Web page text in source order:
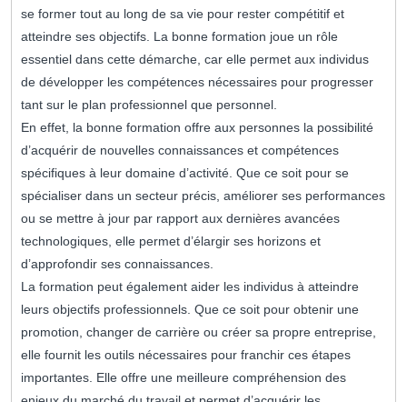
se former tout au long de sa vie pour rester compétitif et
atteindre ses objectifs. La bonne formation joue un rôle
essentiel dans cette démarche, car elle permet aux individus
de développer les compétences nécessaires pour progresser
tant sur le plan professionnel que personnel.
En effet, la bonne formation offre aux personnes la possibilité
d’acquérir de nouvelles connaissances et compétences
spécifiques à leur domaine d’activité. Que ce soit pour se
spécialiser dans un secteur précis, améliorer ses performances
ou se mettre à jour par rapport aux dernières avancées
technologiques, elle permet d’élargir ses horizons et
d’approfondir ses connaissances.
La formation peut également aider les individus à atteindre
leurs objectifs professionnels. Que ce soit pour obtenir une
promotion, changer de carrière ou créer sa propre entreprise,
elle fournit les outils nécessaires pour franchir ces étapes
importantes. Elle offre une meilleure compréhension des